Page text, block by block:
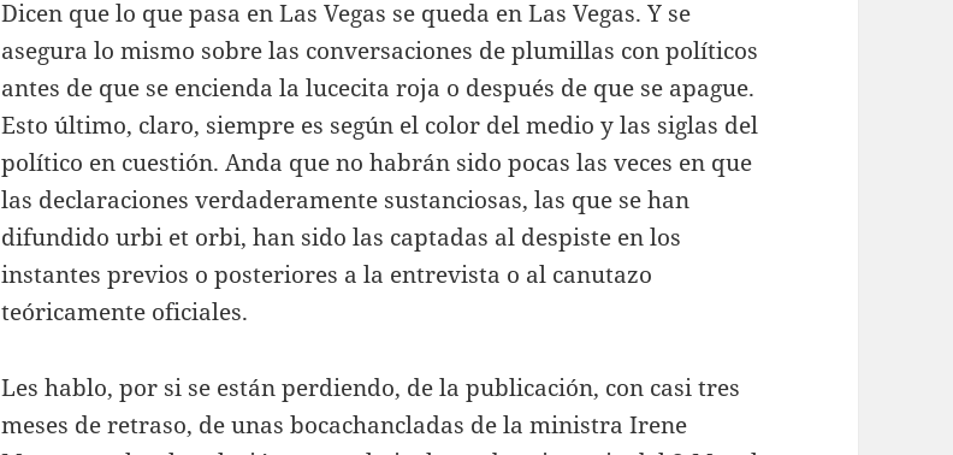
Dicen que lo que pasa en Las Vegas se queda en Las Vegas. Y se
asegura lo mismo sobre las conversaciones de plumillas con políticos
antes de que se encienda la lucecita roja o después de que se apague.
Esto último, claro, siempre es según el color del medio y las siglas del
político en cuestión. Anda que no habrán sido pocas las veces en que
las declaraciones verdaderamente sustanciosas, las que se han
difundido urbi et orbi, han sido las captadas al despiste en los
instantes previos o posteriores a la entrevista o al canutazo
teóricamente oficiales.
Les hablo, por si se están perdiendo, de la publicación, con casi tres
meses de retraso, de unas bocachancladas de la ministra Irene